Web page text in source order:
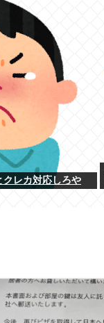
クレカ対応しろや